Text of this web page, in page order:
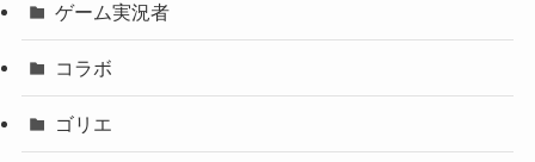
ゲーム実況者
コラボ
ゴリエ